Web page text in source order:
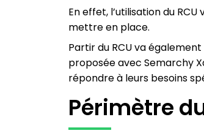
En effet, l’utilisation du
mettre en place.
Partir du RCU va également
proposée avec Semarchy
répondre à leurs besoins
Périmètre